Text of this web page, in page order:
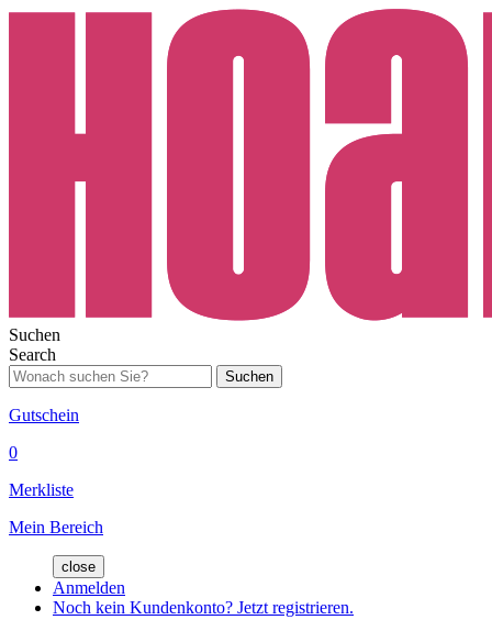
Suchen
Search
Suchen
Gutschein
0
Merkliste
Mein Bereich
close
Anmelden
Noch kein Kundenkonto? Jetzt registrieren.